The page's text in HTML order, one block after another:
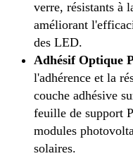
verre, résistants à
améliorant
des LED.
Adhésif Optique
l'adhérence et la
couche adhésive
feuille de support
modules
solaires.